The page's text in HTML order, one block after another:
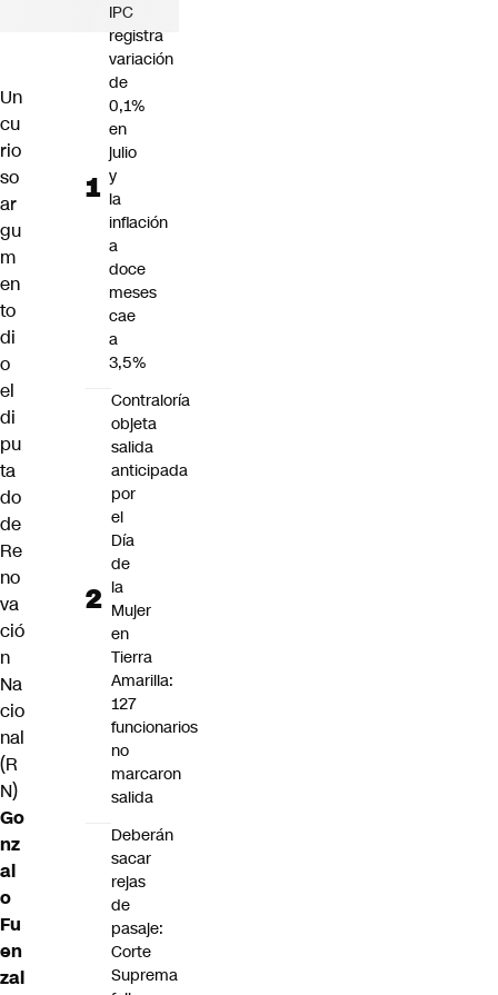
Un
cu
rio
so
ar
gu
m
en
to
di
o
el
di
pu
ta
do
de
Re
no
va
ció
n
Na
cio
nal
(R
N)
Go
nz
al
o
Fu
en
zal
IPC
registra
variación
de
0,1%
en
julio
y
la
inflación
a
doce
meses
cae
a
3,5%
Contraloría
objeta
salida
anticipada
por
el
Día
de
la
Mujer
en
Tierra
Amarilla:
127
funcionarios
no
marcaron
salida
Deberán
sacar
rejas
de
pasaje:
Corte
Suprema